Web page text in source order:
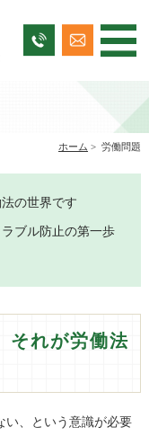
ホーム > 労働問題
の世界です
ブル防止の第一歩
それが労働法
い、という意識が必要